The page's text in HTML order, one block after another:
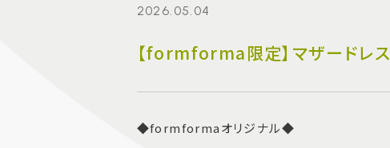
2026.05.04
【formforma限定】マザードレス
◆formformaオリジナル◆